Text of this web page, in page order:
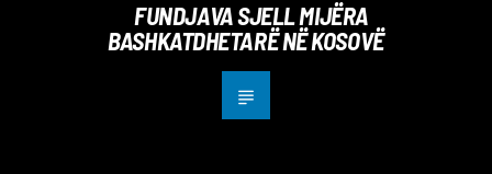
FUNDJAVA SJELL MIJËRA
BASHKATDHETARË NË KOSOVË